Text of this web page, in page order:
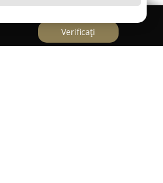
Verificați